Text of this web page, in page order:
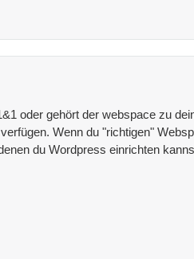
oder gehört der webspace zu
Wenn du "richtigen"
du Wordpress einrichten